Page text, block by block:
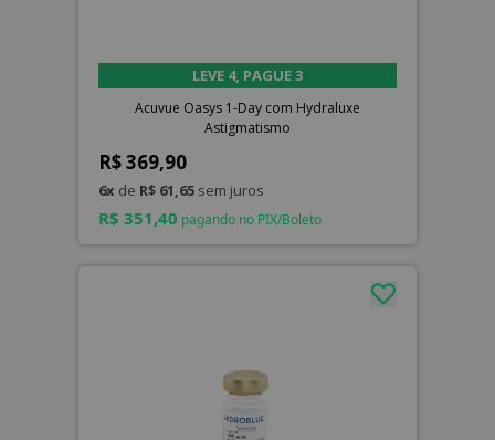
LEVE 4, PAGUE 3
Acuvue Oasys 1-Day com Hydraluxe
Astigmatismo
R$ 369,90
6x de R$ 61,65sem juros
R$ 351,40 pagando no PIX/Boleto